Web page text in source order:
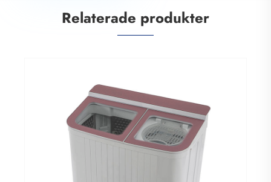
Relaterade produkter
Hot Top Loading tvättmaskin
Visa mer >>